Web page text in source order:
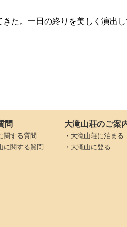
た。一日の終りを美しく演出し
問
関する質問
に関する質問
大滝山荘のご案
・大滝山荘に泊まる
・大滝山に登る